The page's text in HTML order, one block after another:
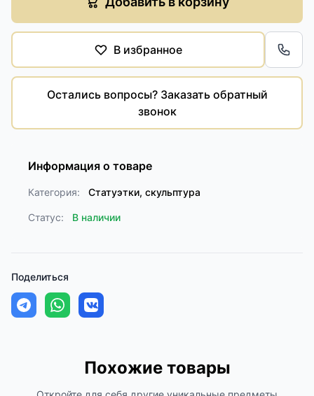
В избранное
Остались вопросы? Заказать обратный
звонок
Информация о товаре
Категория: Статуэтки, скульптура
Статус: В наличии
Поделиться
Похожие товары